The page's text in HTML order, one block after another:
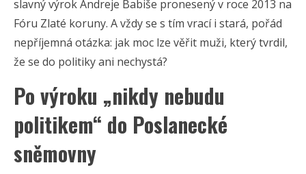
slavný výrok Andreje Babiše pronesený v roce 2013 na
Fóru Zlaté koruny. A vždy se s tím vrací i stará, pořád
nepříjemná otázka: jak moc lze věřit muži, který tvrdil,
že se do politiky ani nechystá?
Po výroku „nikdy nebudu
politikem“ do Poslanecké
sněmovny